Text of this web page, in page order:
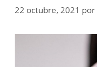
22 octubre, 2021 por